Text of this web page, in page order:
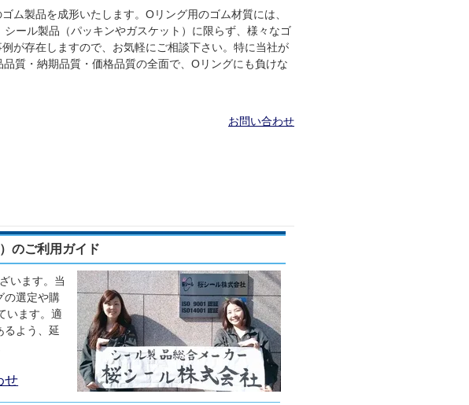
ム製品を成形いたします。Oリング用のゴム材質には、
ール製品（パッキンやガスケット）に限らず、様々なゴ
が存在しますので、お気軽にご相談下さい。特に当社が
質・納期品質・価格品質の全面で、Oリングにも負けな
お問い合わせ
のご利用ガイド
います。当
の選定や購
います。適
るよう、延
せ